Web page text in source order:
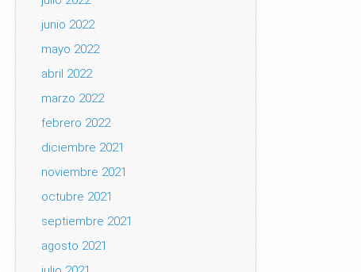
junio 2022
mayo 2022
abril 2022
marzo 2022
febrero 2022
diciembre 2021
noviembre 2021
octubre 2021
septiembre 2021
agosto 2021